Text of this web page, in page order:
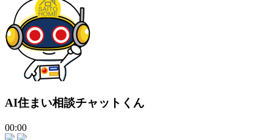
AI住まい相談チャットくん
00:00